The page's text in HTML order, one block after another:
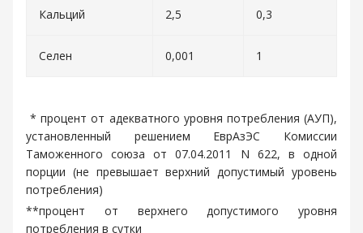
Кальций 2,5 0,3
Селен 0,001 1
* процент от адекватного уровня потребления (АУП),
установленный решением ЕврАзЭС Комиссии
Таможенного союза от 07.04.2011 N 622, в одной
порции (не превышает верхний допустимый уровень
потребления)
**процент от верхнего допустимого уровня
потребления в сутки